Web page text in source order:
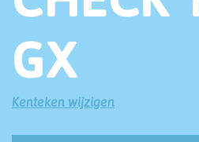
GX
Kenteken wijzigen